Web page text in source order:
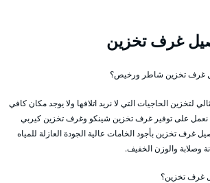
غرف تخزين
غرف تخزين شاطر ورخيص؟
لتخزين الحاجيات التي لا نريد اتلافها ولا يوجد مكان كافي
نعمل على توفير غرف تخزين شينكو وغرف تخزين كيربي
غرف تخزين بأجود الخامات عالية الجودة العازلة للمياه
وصلابة والوزن الخفيف.
غرف تخزين؟